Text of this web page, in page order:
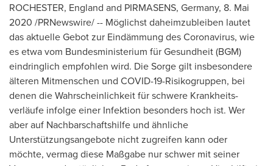
ROCHESTER, England and PIRMASENS, Germany, 8. Mai
2020 /PRNewswire/ -- Möglichst daheimzu­bleiben lautet
das aktuelle Gebot zur Eindämmung des Coronavirus, wie
es etwa vom Bundesministerium für Gesundheit (BGM)
eindringlich empfohlen wird. Die Sorge gilt insbesondere
älteren Mitmenschen und COVID-19-Risikogruppen, bei
denen die Wahrscheinlichkeit für schwere Krankheits­
verläufe infolge einer Infektion besonders hoch ist. Wer
aber auf Nachbar­schaftshilfe und ähnliche
Unterstützungsangebote nicht zugreifen kann oder
möchte, vermag diese Maßgabe nur schwer mit seiner